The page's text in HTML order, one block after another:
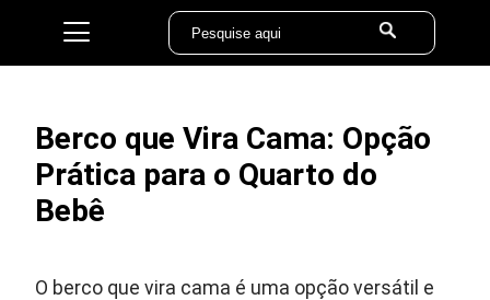
Berco que Vira Cama: Opção
Prática para o Quarto do
Bebê
O berco que vira cama é uma opção versátil e